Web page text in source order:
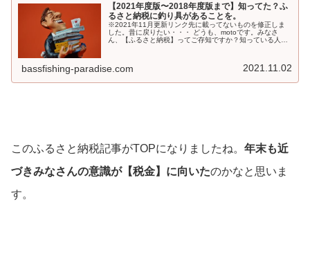
【2021年度版〜2018年度版まで】知ってた？ふ
るさと納税に釣り具があることを。
※2021年11月更新リンク先に載ってないものを修正しま
した。昔に戻りたい・・・ どうも、motoです。みなさ
ん、【ふるさと納税】ってご存知ですか？知っている人が
bassfishing-paradise.com 2021.11.02
このふるさと納税記事がTOPになりましたね。 年末も近
づきみなさんの意識が【税金】に向いたのかなと思いま
す。